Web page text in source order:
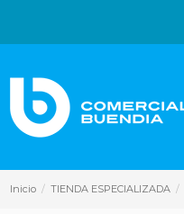
Inicio TIENDA ESPECIALIZADA